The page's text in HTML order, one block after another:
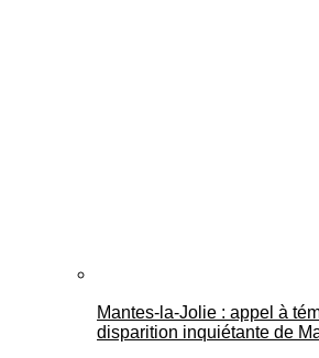
Mantes-la-Jolie : appel à
disparition inquiétante de